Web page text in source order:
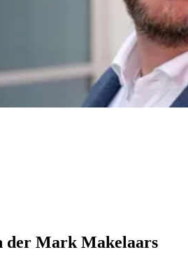
der Mark Makelaars